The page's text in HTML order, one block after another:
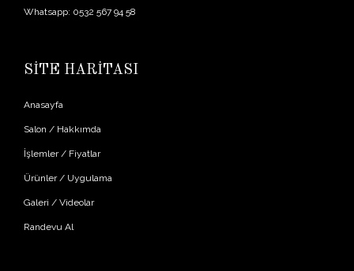
Whatsapp: 0532 567 94 58
SİTE HARİTASI
Anasayfa
Salon / Hakkımda
İşlemler / Fiyatlar
Ürünler / Uygulama
Galeri / Videolar
Randevu Al